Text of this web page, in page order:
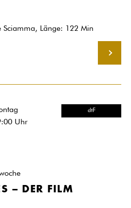
Sciamma, Länge: 122 Min
Uhr
dtF
– DER FILM